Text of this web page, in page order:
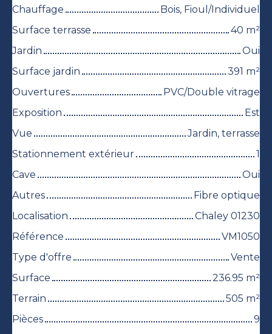
Chauffage
Bois, Fioul/Individuel
Surface terrasse
40 m²
Jardin
Oui
Surface jardin
391 m²
Ouvertures
PVC/Double vitrage
Exposition
Est
Vue
Jardin, terrasse
Stationnement extérieur
1
Cave
Oui
Autres
Fibre optique
Localisation
Chaley 01230
Référence
VM1050
Type d'offre
Vente
Surface
236.95 m²
Terrain
505 m²
Pièces
9